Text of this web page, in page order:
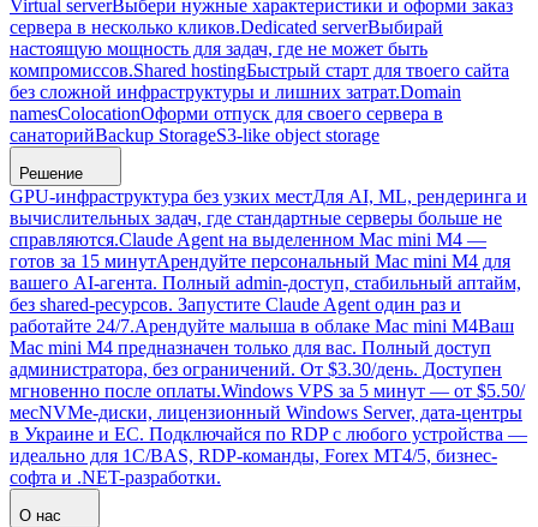
Virtual serverВыбери нужные характеристики и оформи заказ
сервера в несколько кликов.Dedicated serverВыбирай
настоящую мощность для задач, где не может быть
компромиссов.Shared hostingБыстрый старт для твоего сайта
без сложной инфраструктуры и лишних затрат.Domain
namesColocationОформи отпуск для своего сервера в
санаторийBackup StorageS3-like object storage
Решение
GPU-инфраструктура без узких местДля AI, ML, рендеринга и
вычислительных задач, где стандартные серверы больше не
справляются.Claude Agent на выделенном Mac mini M4 —
готов за 15 минутАрендуйте персональный Mac mini M4 для
вашего AI-агента. Полный admin-доступ, стабильный аптайм,
без shared-ресурсов. Запустите Claude Agent один раз и
работайте 24/7.Арендуйте малыша в облаке Mac mini M4Ваш
Mac mini M4 предназначен только для вас. Полный доступ
администратора, без ограничений. От $3.30/день. Доступен
мгновенно после оплаты.Windows VPS за 5 минут — от $5.50/
месNVMe-диски, лицензионный Windows Server, дата-центры
в Украине и ЕС. Подключайся по RDP с любого устройства —
идеально для 1С/BAS, RDP-команды, Forex MT4/5, бизнес-
софта и .NET-разработки.
О нас